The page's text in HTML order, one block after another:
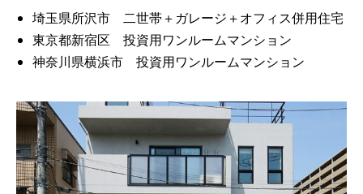
埼玉県所沢市 二世帯＋ガレージ＋オフィス併用住宅
東京都新宿区 投資用ワンルームマンション
神奈川県横浜市 投資用ワンルームマンション